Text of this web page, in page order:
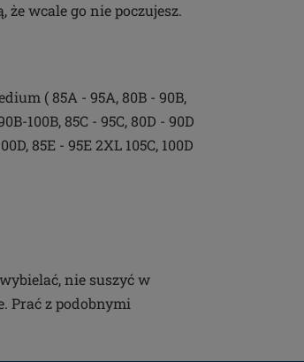
wcale go nie poczujesz.
( 85A - 95A, 80B - 90B,
100B, 85C - 95C, 80D - 90D
85E - 95E 2XL 105C, 100D
nie suszyć w
Prać z podobnymi